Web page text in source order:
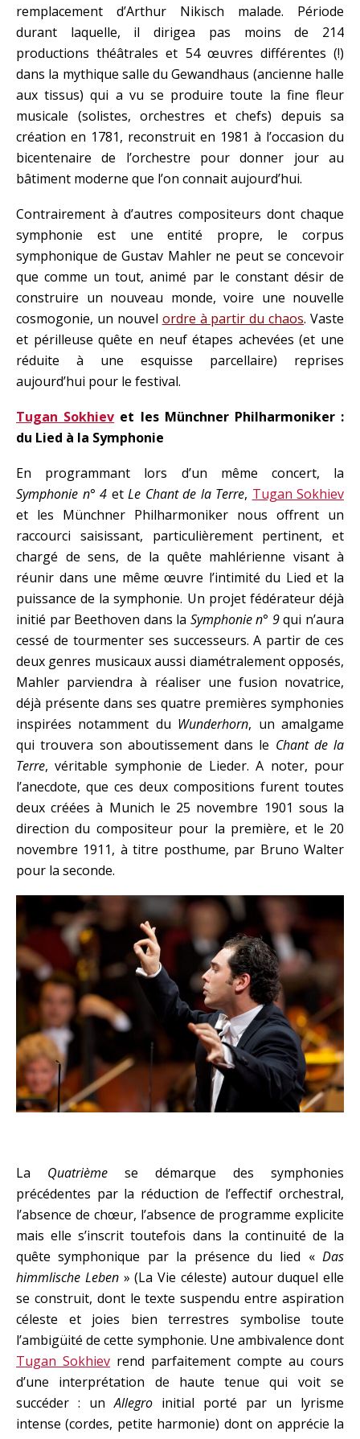
remplacement d’Arthur Nikisch malade. Période
durant laquelle, il dirigea pas moins de 214
productions théâtrales et 54 œuvres différentes (!)
dans la mythique salle du Gewandhaus (ancienne halle
aux tissus) qui a vu se produire toute la fine fleur
musicale (solistes, orchestres et chefs) depuis sa
création en 1781, reconstruit en 1981 à l’occasion du
bicentenaire de l’orchestre pour donner jour au
bâtiment moderne que l’on connait aujourd’hui.
Contrairement à d’autres compositeurs dont chaque
symphonie est une entité propre, le corpus
symphonique de Gustav Mahler ne peut se concevoir
que comme un tout, animé par le constant désir de
construire un nouveau monde, voire une nouvelle
cosmogonie, un nouvel ordre à partir du chaos. Vaste
et périlleuse quête en neuf étapes achevées (et une
réduite à une esquisse parcellaire) reprises
aujourd’hui pour le festival.
Tugan Sokhiev et les Münchner Philharmoniker :
du Lied à la Symphonie
En programmant lors d’un même concert, la
Symphonie n° 4 et Le Chant de la Terre, Tugan Sokhiev
et les Münchner Philharmoniker nous offrent un
raccourci saisissant, particulièrement pertinent, et
chargé de sens, de la quête mahlérienne visant à
réunir dans une même œuvre l’intimité du Lied et la
puissance de la symphonie. Un projet fédérateur déjà
initié par Beethoven dans la Symphonie n° 9qui n’aura
cessé de tourmenter ses successeurs. A partir de ces
deux genres musicaux aussi diamétralement opposés,
Mahler parviendra à réaliser une fusion novatrice,
déjà présente dans ses quatre premières symphonies
inspirées notamment du Wunderhorn, un amalgame
qui trouvera son aboutissement dans le Chant de la
Terre, véritable symphonie de Lieder. A noter, pour
l’anecdote, que ces deux compositions furent toutes
deux créées à Munich le 25 novembre 1901 sous la
direction du compositeur pour la première, et le 20
novembre 1911, à titre posthume, par Bruno Walter
pour la seconde.
La Quatrième se démarque des symphonies
précédentes par la réduction de l’effectif orchestral,
l’absence de chœur, l’absence de programme explicite
mais elle s’inscrit toutefois dans la continuité de la
quête symphonique par la présence du lied « Das
himmlische Leben» (La Vie céleste) autour duquel elle
se construit, dont le texte suspendu entre aspiration
céleste et joies bien terrestres symbolise toute
l’ambigüité de cette symphonie. Une ambivalence dont
Tugan Sokhiev rend parfaitement compte au cours
d’une interprétation de haute tenue qui voit se
succéder : unAllegro initial porté par un lyrisme
intense (cordes, petite harmonie) dont on apprécie la